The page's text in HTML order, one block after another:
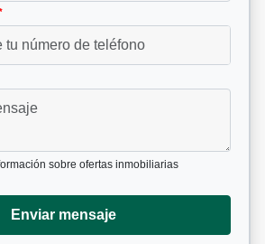
*
sobre ofertas inmobiliarias
Enviar mensaje